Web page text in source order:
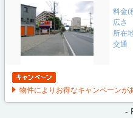
料金(
広さ
所在
交通
物件によりお得なキャンペーンが
-